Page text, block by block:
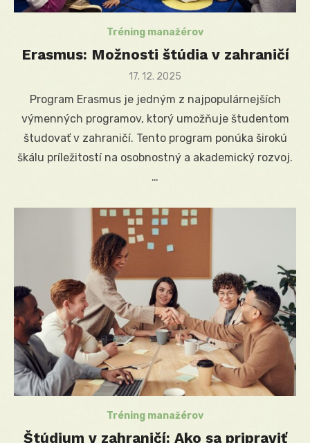
Tréning manažérov
Erasmus: Možnosti štúdia v zahraničí
Posted
17. 12. 2025
Program Erasmus je jedným z najpopulárnejších
výmenných programov, ktorý umožňuje študentom
študovať v zahraničí. Tento program ponúka širokú
škálu príležitostí na osobnostný a akademický rozvoj.
…
Tréning manažérov
Štúdium v zahraničí: Ako sa pripraviť